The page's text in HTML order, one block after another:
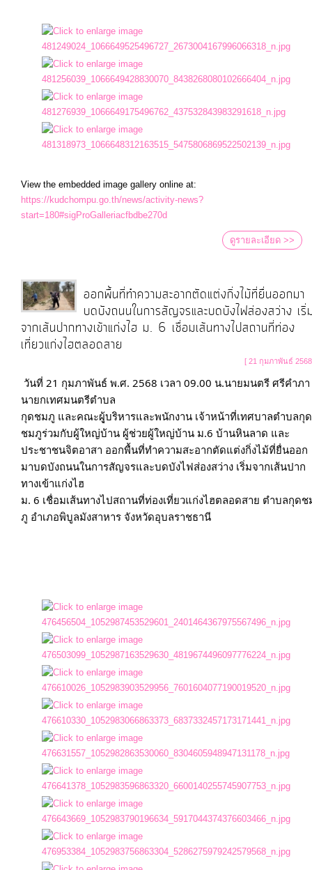
View the embedded image gallery online at:
https://kudchompu.go.th/news/activity-news?
start=180#sigProGalleriacfbdbe270d
ดูรายละเอียด >>
ออกพื้นที่ทำความสะอากตัดแต่งกิ่งไม้ที่ยื่นออกมา
บดบังถนนในการสัญจรและบดบังไฟส่องสว่าง เริ่
จากเส้นปากทางเข้าแก่งไฮ ม. 6 เชื่อมเส้นทางไปสถานที่ท่อง
เที่ยวแก่งไฮตลอดสาย
[ 21 กุมภาพันธ์
วันที่ 21 กุมภาพันธ์ พ.ศ. 2568 เวลา 09.00 น.นายมนตรี ศรีคำภา
นายกเทศมนตรีตำบล
กุดชมภู และคณะผุู้บริหารและพนักงาน เจ้าหน้าที่เทศบาลตำบลกุด
ชมภูร่วมกับผู้ใหญ่บ้าน ผู้ช่วยผู้ใหญ่บ้าน ม.6 บ้านหินลาด และ
ประชาชนจิตอาสา ออกพื้นที่ทำความสะอากตัดแต่งกิ่งไม้ที่ยื่นออก
มาบดบังถนนในการสัญจรและบดบังไฟส่องสว่าง เริ่มจากเส้นปาก
ทางเข้าแก่งไฮ
ม. 6 เชื่อมเส้นทางไปสถานที่ท่องเที่ยวแก่งไฮตลอดสาย ตำบลกุดช
ภู อำเภอพิบูลมังสาหาร จังหวัดอุบลราชธานี